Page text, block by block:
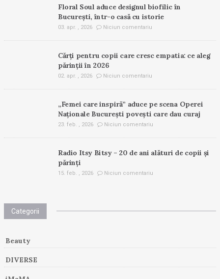
Floral Soul aduce designul biofilic în
București, într-o casă cu istorie
03. apr. , 2026 Niciun comentariu
Cărți pentru copii care cresc empatia: ce aleg
părinții în 2026
02. apr. , 2026 Niciun comentariu
„Femei care inspiră” aduce pe scena Operei
Naționale București povești care dau curaj
23. feb. , 2026 Niciun comentariu
Radio Itsy Bitsy – 20 de ani alături de copii și
părinți
15. feb. , 2026 Niciun comentariu
Categorii
Beauty
DIVERSE